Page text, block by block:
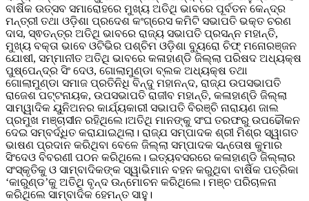
ବାର୍ଷିକ ଉତ୍ସବ ସମାରୋହରେ ମୁଖ୍ୟ ଅତିଥି ଭାବରେ ପୂର୍ବତନ କେନ୍ଦ୍ର
ମନ୍ତ୍ରୀ ତଥା ଓଡ଼ିଶା ପ୍ରଦେଶ କଂଗ୍ରେସ କମିଟି ସଭାପତି ଭକ୍ତ ଚରଣ
ଦାସ, ସ୍ଵତନ୍ତ୍ର ଅତିଥି ଭାବରେ ରାଜ୍ୟ ସଭାପତି ପ୍ରସନ୍ନ ମହାନ୍ତି,
ମୁଖ୍ୟ ବକ୍ତା ଭାବେ ଓଟିଭିର ପଶ୍ଚିମ ଓଡ଼ିଶା ବ୍ୟୁରୋ ଚିଫ୍ ମନୋରଞ୍ଜନ
ଯୋଷୀ, ସମ୍ମାନୀତ ଅତିଥି ଭାବରେ କଳାହାଣ୍ଡି ଜିଲ୍ଲା ପରିଷଦ ଅଧ୍ୟକ୍ଷ
ପୁଷ୍ପେନ୍ଦ୍ର ସିଂ ଦେଓ, ଗୋଲାମୁଣ୍ଡା ବ୍ଲକ ଅଧ୍ୟକ୍ଷ ତଥା
ଗୋଲାମୁଣ୍ଡା ସମାଜ ପ୍ରତିନିଧି ବିନ୍ଦୁ ମହାନନ୍ଦ, ରାଜ୍ଯ ଉପସଭାପତି
ରାଜେଶ ପଟ୍ଟନାୟକ, ଉପସଭାପତି ରାଜୀବ ମହାନ୍ତି, କଳାହାଣ୍ଡି ଜିଲ୍ଲା
ସାମ୍ୱାଦିକ ୟୁନିଅନର କାର୍ଯ୍ୟକାରୀ ସଭାପତି ବିରଞ୍ଚି ନାରାୟଣ ଜାଲ
ପ୍ରମୁଖ ମଞ୍ଚାସୀନ ରହିଥିଲେ।ଅତିଥି ମାନଙ୍କୁ ସଂଘ ତରଫରୁ ଉପଢୌକନ
ଦେଇ ସମ୍ବର୍ଦ୍ଧିତ କରାଯାଇଥିଲା। ରାଜ୍ଯ ସମ୍ପାଦକ ଶ୍ରୀ ମିଶ୍ର ସ୍ୱାଗତ
ଭାଷଣ ପ୍ରଦାନ କରିଥିବା ବେଳେ ଜିଲ୍ଲା ସମ୍ପାଦକ ସନ୍ତୋଷ କୁମାର
ସିଂଦେଓ ବିବରଣୀ ପଠନ କରିଥିଲେ। ଇତ୍ୟବସରରେ କଳାହାଣ୍ଡି ଜିଲ୍ଲାର
ସଂସ୍କୃତିକୁ ଓ ସାମ୍ବାଦିକଙ୍କ ସ୍ୱାଭିମାନ ବହନ କରୁଥିବା ବାର୍ଷିକ ପତ୍ରିକା
‘କାରୁଣ୍ଡ’କୁ ଅତିଥି ବୃନ୍ଦ ଉନ୍ମୋଚନ କରିଥିଲେ। ମଞ୍ଚ ପରିଚାଳନା
କରିଥିଲେ ସାମ୍ବାଦିକ ହେମନ୍ତ ସାହୁ।